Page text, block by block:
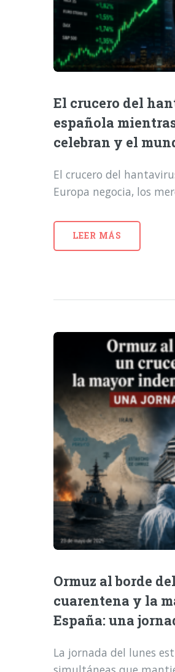
El crucero del
española
celebran y el
El crucero del
Europa negocia, los
LEER MÁS
Ormuz al borde
cuarentena y la
España: una
La jornada del lunes